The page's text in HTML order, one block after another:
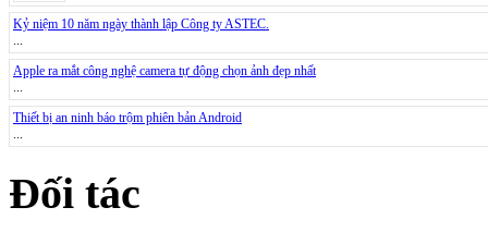
Kỷ niệm 10 năm ngày thành lập Công ty ASTEC.
...
Apple ra mắt công nghệ camera tự động chọn ảnh đẹp nhất
...
Thiết bị an ninh báo trộm phiên bản Android
...
Đối tác